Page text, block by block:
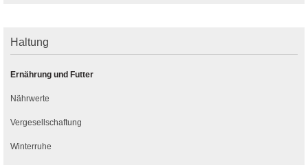
Haltung
Ernährung und Futter
Nährwerte
Vergesellschaftung
Winterruhe